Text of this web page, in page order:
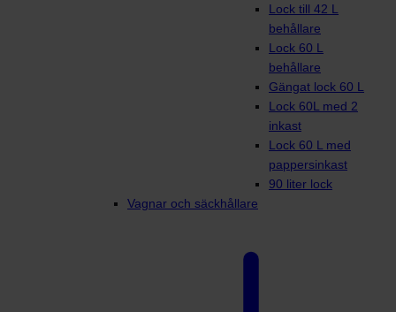
Lock till 42 L
behållare
Lock 60 L
behållare
Gängat lock 60 L
Lock 60L med 2
inkast
Lock 60 L med
pappersinkast
90 liter lock
Vagnar och säckhållare